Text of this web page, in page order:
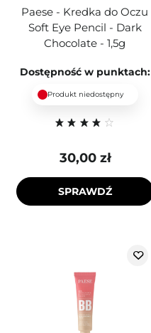
Paese - Kredka do Oczu
Soft Eye Pencil - Dark
Chocolate - 1,5g
Dostępność w punktach:
Produkt niedostępny
30,00 zł
SPRAWDŹ